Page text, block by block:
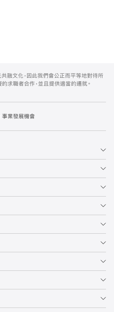
融文化，因此我們會公正而平等地對待所
求職者合作，並且提供適當的遷就。
業發展機會